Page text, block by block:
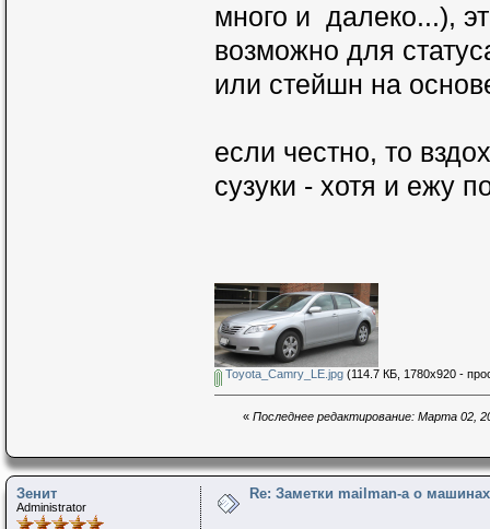
много и далеко...),
возможно для
или стейшн на
если честно, то
сузуки - хотя и ежу
Toyota_Camry_LE.jpg(114.7 КБ, 1780x920 -
« Последнее редактирование: Марта 02,
Зенит
Administrator
Re: Заметки mailman-a о